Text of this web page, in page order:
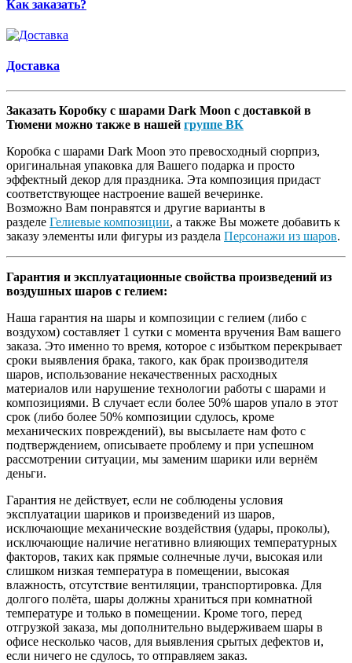
Как заказать?
Доставка
Заказать Коробку с шарами Dark Moon с доставкой в
Тюмени можно также в нашей группе ВК
Коробка с шарами Dark Moon это превосходный сюрприз,
оригинальная упаковка для Вашего подарка и просто
эффектный декор для праздника. Эта композиция придаст
соответствующее настроение вашей вечеринке.
Возможно Вам понравятся и другие варианты в
разделе Гелиевые композиции, а также Вы можете добавить к
заказу элементы или фигуры из раздела Персонажи из шаров.
Гарантия и эксплуатационные свойства произведений из
воздушных шаров с гелием:
Наша гарантия на шары и композиции с гелием (либо с
воздухом) составляет 1 сутки с момента вручения Вам вашего
заказа. Это именно то время, которое с избытком перекрывает
сроки выявления брака, такого, как брак производителя
шаров, использование некачественных расходных
материалов или нарушение технологии работы с шарами и
композициями. В случает если более 50% шаров упало в этот
срок (либо более 50% композиции сдулось, кроме
механических повреждений), вы высылаете нам фото с
подтверждением, описываете проблему и при успешном
рассмотрении ситуации, мы заменим шарики или вернём
деньги.
Гарантия не действует, если не соблюдены условия
эксплуатации шариков и произведений из шаров,
исключающие механические воздействия (удары, проколы),
исключающие наличие негативно влияющих температурных
факторов, таких как прямые солнечные лучи, высокая или
слишком низкая температура в помещении, высокая
влажность, отсутствие вентиляции, транспортировка. Для
долгого полёта, шары должны храниться при комнатной
температуре и только в помещении. Кроме того, перед
отгрузкой заказа, мы дополнительно выдерживаем шары в
офисе несколько часов, для выявления срытых дефектов и,
если ничего не сдулось, то отправляем заказ.